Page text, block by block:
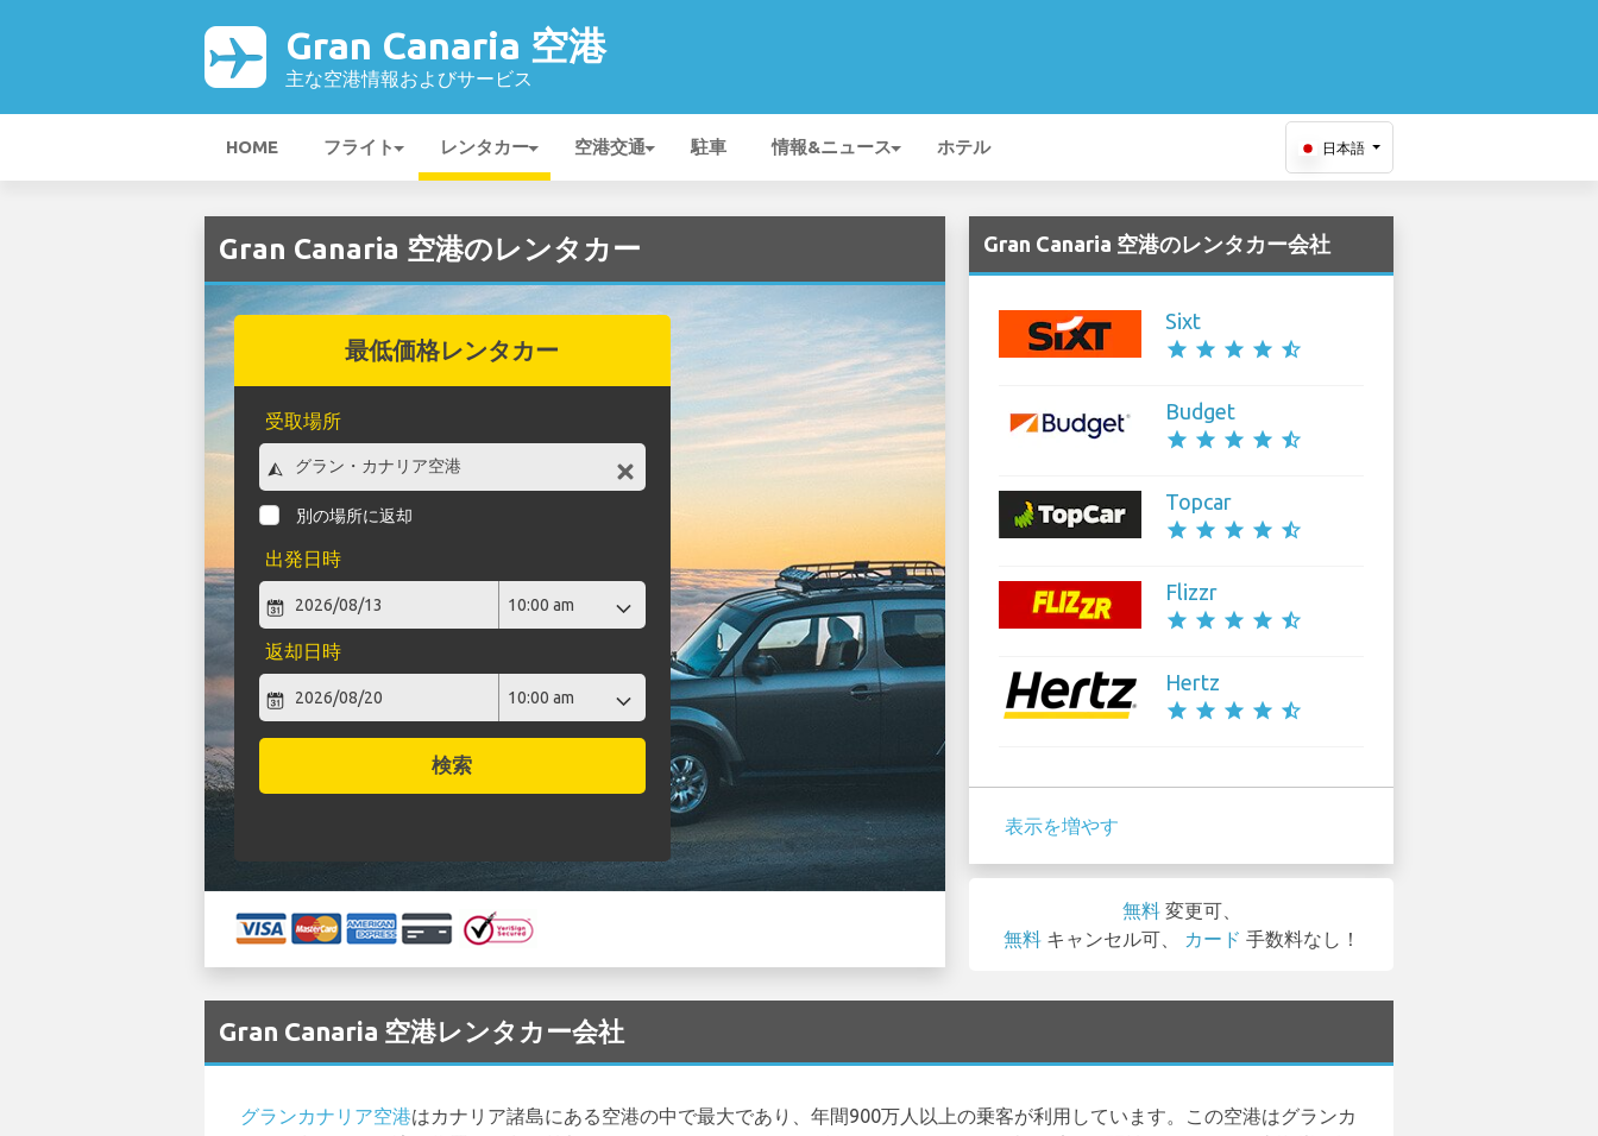
Gran Canaria 空港
主な空港情報およびサービス
HOME フライト レンタカー 空港交通 駐車 情報&ニュース ホテル 日本語
Gran Canaria 空港のレンタカー
最低価格レンタカー
受取場所
別の場所に返却
出発日時
返却日時
検索
Gran Canaria 空港のレンタカー会社
Sixt
star star star star star_half
Budget
star star star star star_half
Topcar
star star star star star_half
Flizzr
star star star star star_half
Hertz
star star star star star_half
表示を増やす
無料変更可、
無料キャンセル可、 カード 手数料なし！
Gran Canaria 空港レンタカー会社
グランカナリア空港はカナリア諸島にある空港の中で最大であり、年間900万人以上の乗客が利用しています。この空港はグランカ